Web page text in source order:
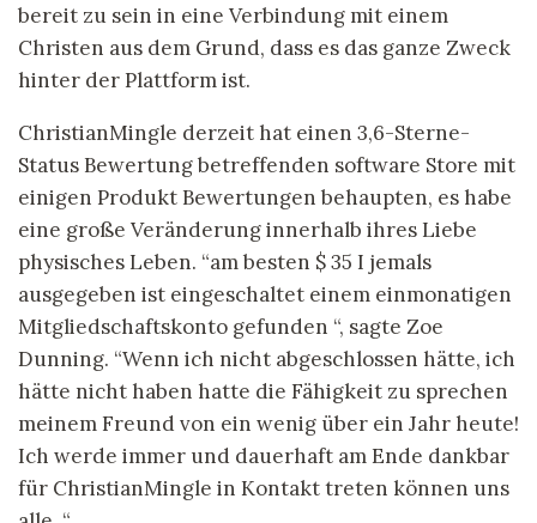
bereit zu sein in eine Verbindung mit einem
Christen aus dem Grund, dass es das ganze Zweck
hinter der Plattform ist.
ChristianMingle derzeit hat einen 3,6-Sterne-
Status Bewertung betreffenden software Store mit
einigen Produkt Bewertungen behaupten, es habe
eine große Veränderung innerhalb ihres Liebe
physisches Leben. “am besten $ 35 I jemals
ausgegeben ist eingeschaltet einem einmonatigen
Mitgliedschaftskonto gefunden “, sagte Zoe
Dunning. “Wenn ich nicht abgeschlossen hätte, ich
hätte nicht haben hatte die Fähigkeit zu sprechen
meinem Freund von ein wenig über ein Jahr heute!
Ich werde immer und dauerhaft am Ende dankbar
für ChristianMingle in Kontakt treten können uns